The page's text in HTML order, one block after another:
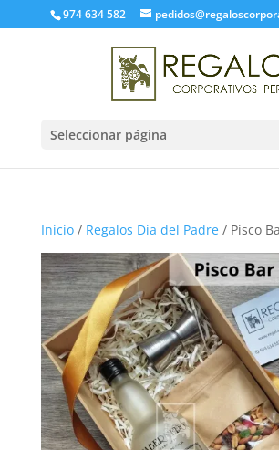
974 634 582
Seleccionar página
Inicio/ Regalos Dia del Padre/ Pisco